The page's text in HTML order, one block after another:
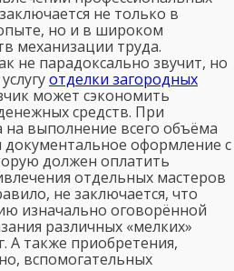
не только в
но и в широком
механизации труда.
не парадоксально звучит, но
отделки загородных
может сэкономить
средств. При
выполнение всего объёма
документальное оформление с
должен оплатить
отдельных мастеров
не заключается, что
изначально оговорённой
различных «мелких»
А также приобретения,
вспомогательных